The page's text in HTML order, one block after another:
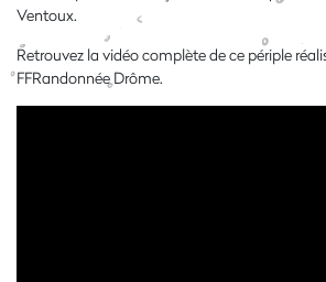
Ventoux.
Retrouvez la vidéo complète de ce périple
FFRandonnée Drôme.